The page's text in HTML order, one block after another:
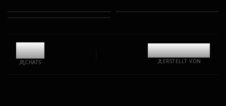
6.3k
CHATS
@kinayymon
ERSTELLT VON